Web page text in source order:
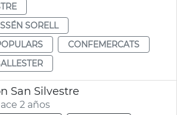
SORELL
CONFEMERCATS
San Silvestre
2 años